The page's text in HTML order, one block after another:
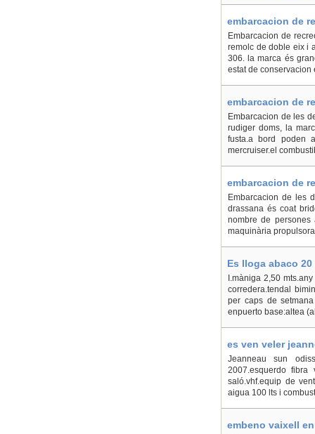
embarcacion de
Embarcacion de
remolc de doble eix i
306. la marca és
estat de conservacion
embarcacion de
Embarcacion de les
rudiger doms, la
fusta.a bord poden
mercruiser.el
embarcacion de
Embarcacion de les
drassana és coat
nombre de
maquinària
Es lloga abaco
I.màniga 2,50
corredera.tendal
per caps de
enpuerto base:altea
es ven veler
Jeanneau sun
2007.esquerdo fibra
saló.vhf.equip de
aigua 100 lts i
embeno vaixell